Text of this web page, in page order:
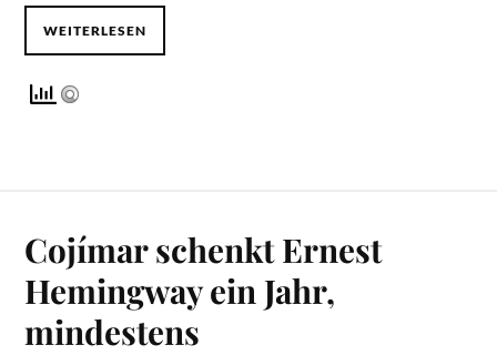
WEITERLESEN
Cojímar schenkt Ernest
Hemingway ein Jahr,
mindestens